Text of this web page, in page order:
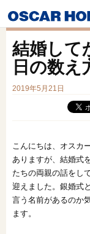
結婚して
日の数え
2019年5月21日
こんにちは、オスカ
ありますが、結婚式
たちの両親の話をし
迎えました。銀婚式
言う名前があるのか
ます。